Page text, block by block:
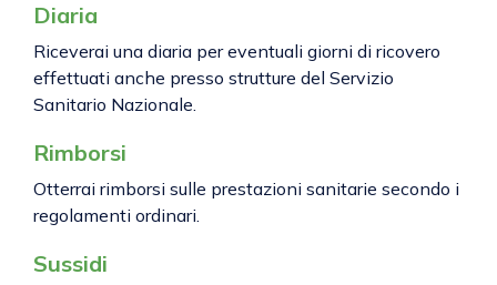
Diaria
Riceverai una diaria per eventuali giorni di ricovero
effettuati anche presso strutture del Servizio
Sanitario Nazionale.
Rimborsi
Otterrai rimborsi sulle prestazioni sanitarie secondo i
regolamenti ordinari.
Sussidi